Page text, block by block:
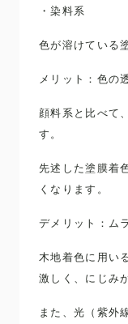
・染料系
色が溶けている
メリット：色の
顔料系と比べて
す。
先述した塗膜着
くなります。
デメリット：ム
木地着色に用い
激しく、にじみ
また、光（紫外